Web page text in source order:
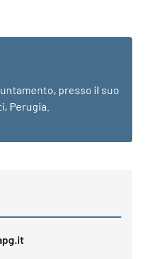
presso il suo
Perugia.